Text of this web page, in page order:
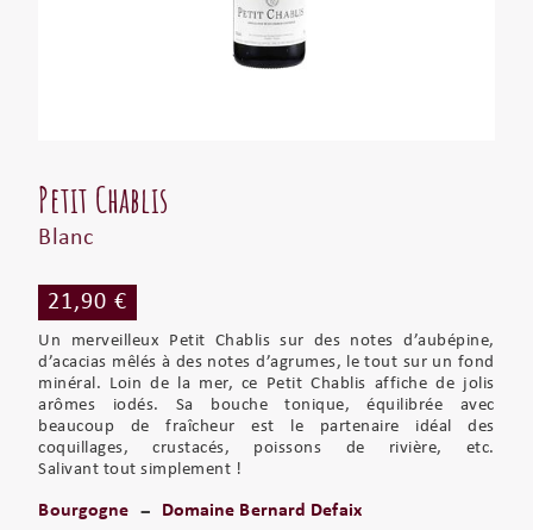
Petit Chablis
Blanc
21,90 €
Un merveilleux Petit Chablis sur des notes d’aubépine,
d’acacias mêlés à des notes d’agrumes, le tout sur un fond
minéral. Loin de la mer, ce Petit Chablis affiche de jolis
arômes iodés. Sa bouche tonique, équilibrée avec
beaucoup de fraîcheur est le partenaire idéal des
coquillages, crustacés, poissons de rivière, etc.
Salivant tout simplement !
Bourgogne Domaine Bernard Defaix